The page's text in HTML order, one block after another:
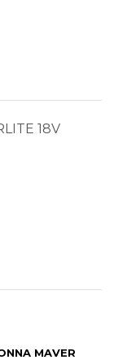
18V
MAVER